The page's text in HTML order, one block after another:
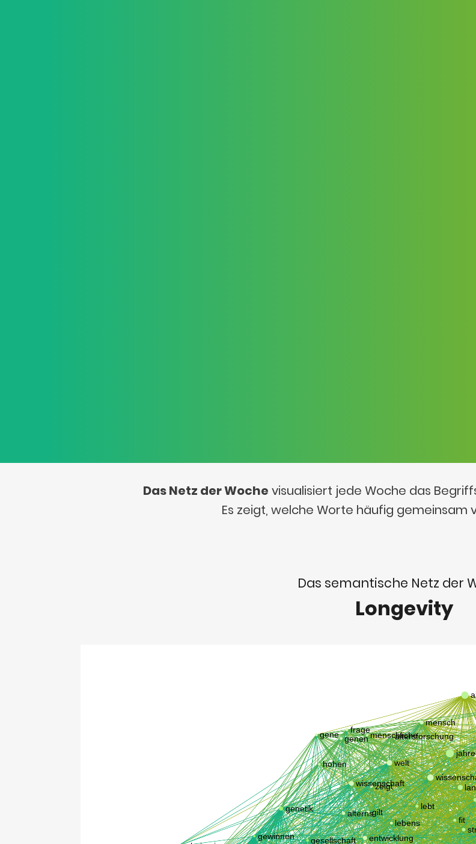
Das Netz der Woche visualisiert jede Woche das
Es zeigt, welche Worte häufig gemeinsam
Das semantische Netz der
Longevity